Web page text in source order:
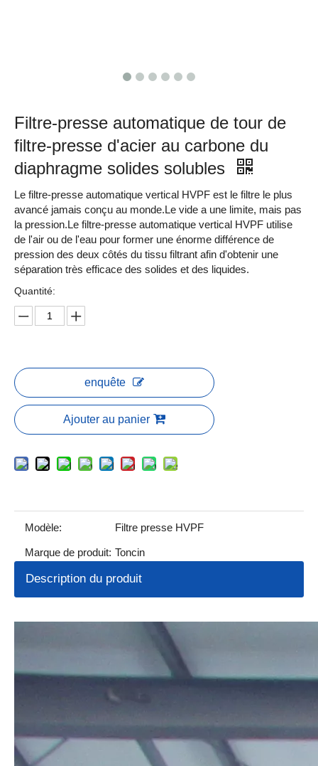
Filtre-presse automatique de tour de
filtre-presse d'acier au carbone du
diaphragme solides solubles
Le filtre-presse automatique vertical HVPF est le filtre le plus
avancé jamais conçu au monde.Le vide a une limite, mais pas
la pression.Le filtre-presse automatique vertical HVPF utilise
de l'air ou de l'eau pour former une énorme différence de
pression des deux côtés du tissu filtrant afin d'obtenir une
séparation très efficace des solides et des liquides.
Quantité:
enquête
Ajouter au panier
Modèle: Filtre presse HVPF
Marque de produit: Toncin
Description du produit